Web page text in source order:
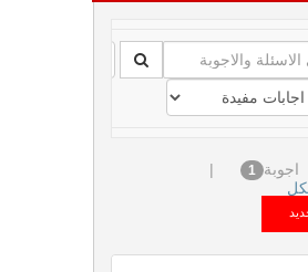
اجوبة 1
|